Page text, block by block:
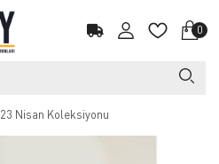
0
23 Nisan Koleksiyonu